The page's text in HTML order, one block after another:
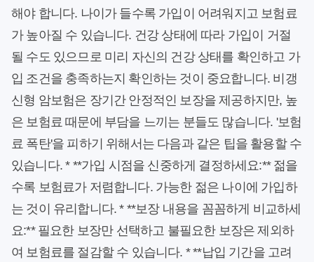
해야 합니다. 나이가 들수록 가입이 어려워지고 보험료
가 높아질 수 있습니다. 건강 상태에 따라 가입이 거절
될 수도 있으므로 미리 자신의 건강 상태를 확인하고 가
입 조건을 충족하는지 확인하는 것이 중요합니다. 비갱
신형 암보험은 장기간 안정적인 보장을 제공하지만, 높
은 보험료 때문에 부담을 느끼는 분들도 많습니다. '보험
료 폭탄'을 피하기 위해서는 다음과 같은 팁을 활용할 수
있습니다. * **가입 시점을 신중하게 결정하세요:** 젊을
수록 보험료가 저렴합니다. 가능한 젊은 나이에 가입하
는 것이 유리합니다. * **보장 내용을 꼼꼼하게 비교하세
요:** 필요한 보장만 선택하고 불필요한 보장은 제외하
여 보험료를 절감할 수 있습니다. * **납입 기간을 고려